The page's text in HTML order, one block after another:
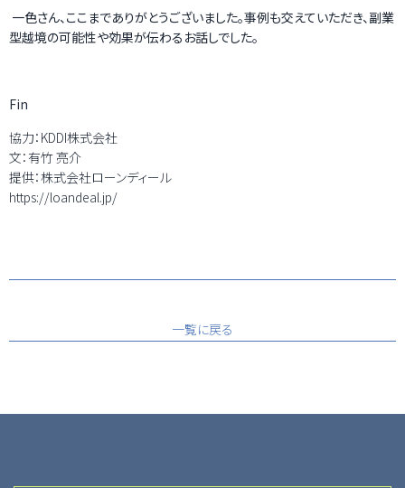
一色さん、ここまでありがとうございました。事例も交えていただき、副業
型越境の可能性や効果が伝わるお話しでした。
Fin
協力：KDDI株式会社
文：有竹 亮介
提供：株式会社ローンディール
https://loandeal.jp/
一覧に戻る